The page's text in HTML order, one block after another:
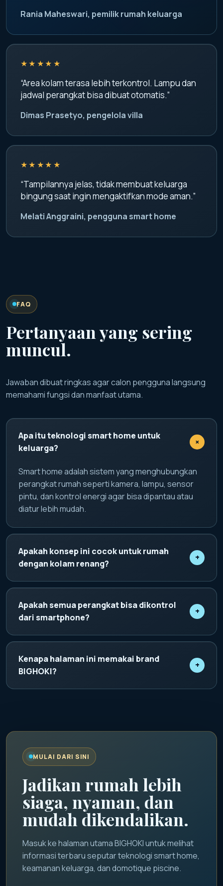
Rania Maheswari, pemilik rumah keluarga
★★★★★
“Area kolam terasa lebih terkontrol. Lampu dan
jadwal perangkat bisa dibuat otomatis.”
Dimas Prasetyo, pengelola villa
★★★★★
“Tampilannya jelas, tidak membuat keluarga
bingung saat ingin mengaktifkan mode aman.”
Melati Anggraini, pengguna smart home
FAQ
Pertanyaan yang sering
muncul.
Jawaban dibuat ringkas agar calon pengguna langsung
memahami fungsi dan manfaat utama.
Apa itu teknologi smart home untuk
keluarga?
+
Smart home adalah sistem yang menghubungkan
perangkat rumah seperti kamera, lampu, sensor
pintu, dan kontrol energi agar bisa dipantau atau
diatur lebih mudah.
Apakah konsep ini cocok untuk rumah
dengan kolam renang?
+
Ya. Konsep domotique piscine membantu pemilik
rumah memantau area kolam, pencahayaan, suhu,
dan kondisi air secara lebih praktis.
Apakah semua perangkat bisa dikontrol
dari smartphone?
+
Perangkat yang kompatibel dapat disatukan dalam
satu kontrol digital, sehingga pengguna bisa
memantau status rumah dan mengatur skenario
otomatis dari smartphone.
Kenapa halaman ini memakai brand
BIGHOKI?
+
modern.
MULAI DARI SINI
Jadikan rumah lebih
siaga, nyaman, dan
mudah dikendalikan.
Masuk ke halaman utama BIGHOKI untuk melihat
informasi terbaru seputar teknologi smart home,
keamanan keluarga, dan domotique piscine.